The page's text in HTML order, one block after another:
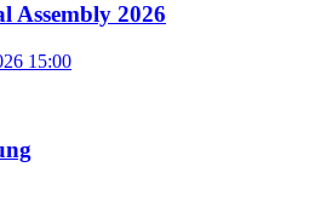
Assembly 2026
15:00